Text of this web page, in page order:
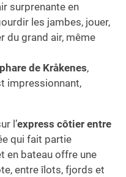
surprenante en
les jambes, jouer,
du grand air, même
phare de Kråkenes,
impressionnant,
l’express côtier entre
qui fait partie
en bateau offre une
entre îlots, fjords et